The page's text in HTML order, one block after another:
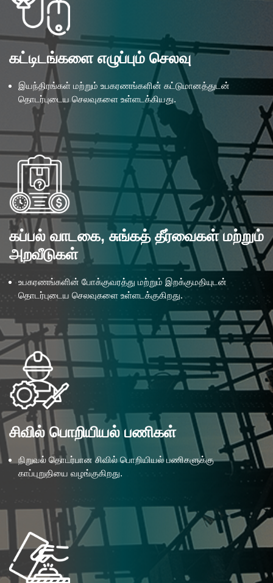
கட்டிடங்களை எழுப்பும் செலவு
இயந்திரங்கள் மற்றும் உபகரணங்களின் கட்டுமானத்துடன்
தொடர்புடைய செலவுகளை உள்ளடக்கியது.
கப்பல் வாடகை, சுங்கத் தீர்வைகள் மற்றும்
அறவீடுகள்
உபகரணங்களின் போக்குவரத்து மற்றும் இறக்குமதியுடன்
தொடர்புடைய செலவுகளை உள்ளடக்குகிறது.
சிவில் பொறியியல் பணிகள்
நிறுவல் தொடர்பான சிவில் பொறியியல் பணிகளுக்கு
காப்புறுதியை வழங்குகிறது.